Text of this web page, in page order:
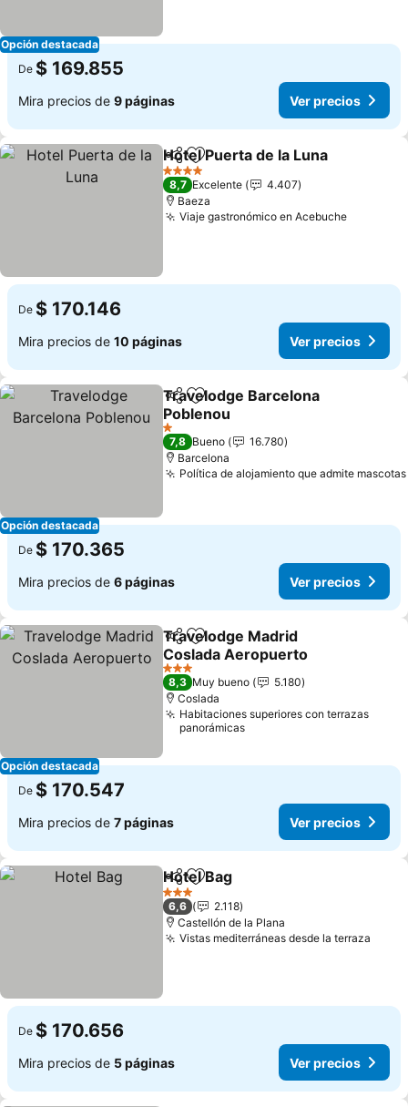
Opción destacada
De $ 169.855
Mira precios de 9 páginas Ver precios
CompartirAgregar a favoritos
Hotel Puerta de la Luna
4 Estrellas
8,7 Excelente
4.407
Baeza
Viaje gastronómico en Acebuche
De $ 170.146
Mira precios de 10 páginas Ver precios
Opción destacada
Compartir
Agregar a favoritos
Travelodge Barcelona
Poblenou
1 Estrellas
7,8 Bueno
16.780
Barcelona
Política de alojamiento que admite mascotas
De $ 170.365
Mira precios de 6 páginas Ver precios
Opción destacada
Compartir
Agregar a favoritos
Travelodge Madrid
Coslada Aeropuerto
3 Estrellas
8,3 Muy bueno
5.180
Coslada
Habitaciones superiores con terrazas
panorámicas
De $ 170.547
Mira precios de 7 páginas Ver precios
CompartirAgregar a favoritos
Hotel Bag
3 Estrellas
6,6
2.118
Castellón de la Plana
Vistas mediterráneas desde la terraza
De $ 170.656
Mira precios de 5 páginas Ver precios